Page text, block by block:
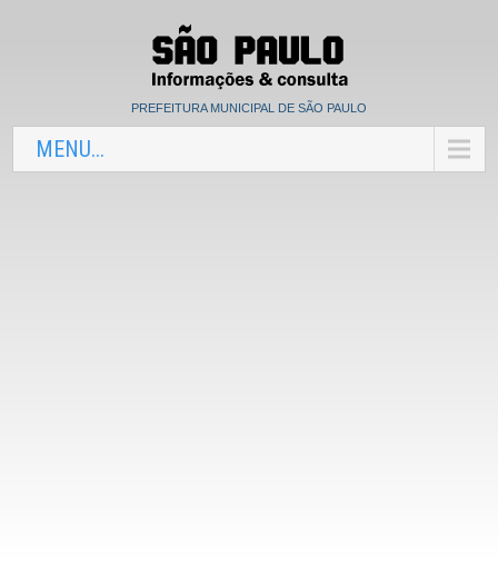
PREFEITURA MUNICIPAL DE SÃO PAULO
MENU...